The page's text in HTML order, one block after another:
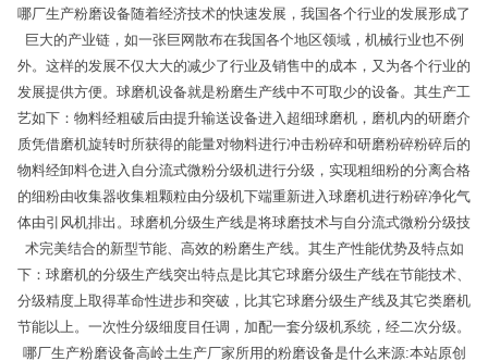
哪厂生产粉磨设备随着经济技术的快速发展，我国各个行业的发展形成了
巨大的产业链，如一张巨网散布在我国各个地区领域，机械行业也不例
外。这样的发展不仅大大的减少了行业及销售中的成本，又为各个行业的
发展提供方便。球磨机设备就是粉磨生产线中不可取少的设备。其生产工
艺如下：物料经粗破后由提升输送设备进入超细球磨机，磨机内的研磨介
质凭借磨机旋转时所获得的能量对物料进行冲击粉碎和研磨粉碎粉碎后的
物料经卸料仓进入自分流式微粉分级机进行分级，实现粗细粉的分离合格
的细粉由收集器收集粗颗粒由分级机下端重新进入球磨机进行粉碎净化气
体由引风机排出。球磨机分级生产线是将球磨技术与自分流式微粉分级技
术完美结合的新型节能、高效的粉磨生产线。其生产性能优势及特点如
下：球磨机的分级生产线突出特点是比其它球磨分级生产线在节能技术、
分级精度上取得革命性进步和突破，比其它球磨分级生产线及其它类磨机
节能以上。一次性分级细度目任调，加配一套分级机系统，经二次分级。
哪厂生产粉磨设备高岭土生产厂家所用的粉磨设备是什么来源:本站原创